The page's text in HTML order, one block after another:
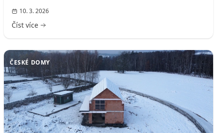
10. 3. 2026
Číst více
ČESKÉ DOMY